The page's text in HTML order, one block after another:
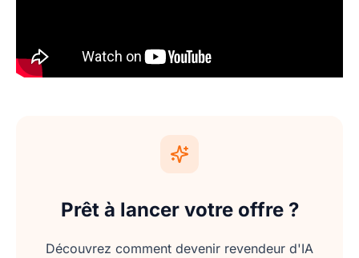
Prêt à lancer votre offre ?
Découvrez comment devenir revendeur d'IA